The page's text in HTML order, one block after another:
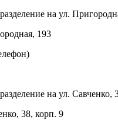
на ул.
193
на ул. Савченко,
38, корп. 9